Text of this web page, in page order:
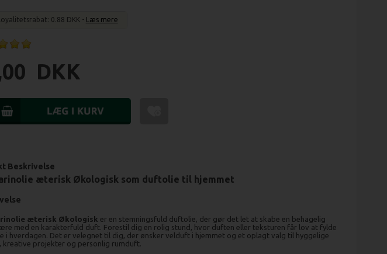
0.88 DKK - Læs mere
DKK
Beskrivelse
æterisk Økologisk som duftolie til hjemmet
æterisk Økologisk er en stemningsfuld duftolie, der gør det let at skabe en behagelig
med en karakterfuld duft. Forestil dig en rolig stund, hvor duften eller teksturen får lov at fylde
i hverdagen. Det er velegnet til dig, der ønsker velduft i hjemmet og et oplagt valg til hyggelige
kreative projekter og personlig rumduft.